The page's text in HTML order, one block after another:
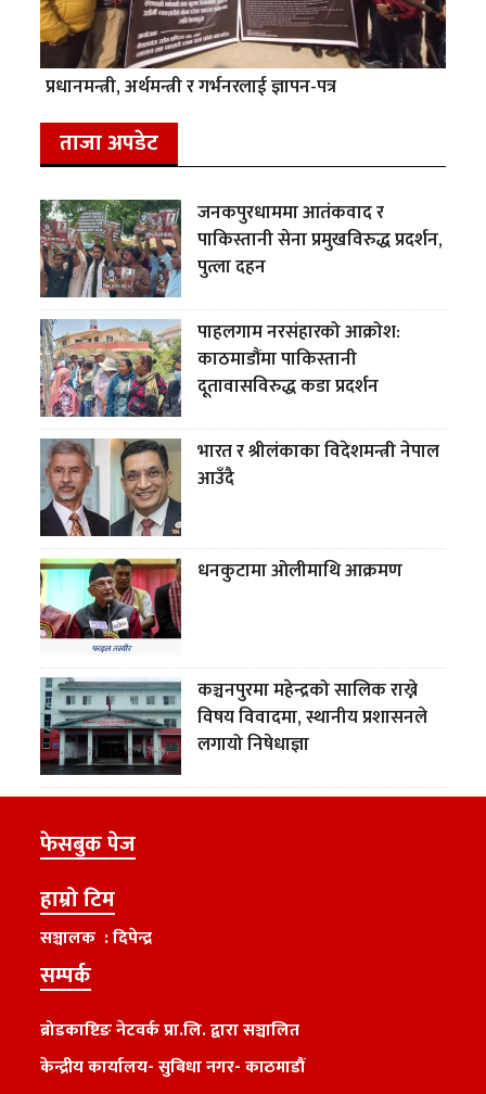
प्रधानमन्त्री, अर्थमन्त्री र गर्भनरलाई ज्ञापन-पत्र
ताजा अपडेट
जनकपुरधाममा आतंकवाद र
पाकिस्तानी सेना प्रमुखविरुद्ध प्रदर्शन,
पुत्ला दहन
पाहलगाम नरसंहारको आक्रोश:
काठमाडौंमा पाकिस्तानी
दूतावासविरुद्ध कडा प्रदर्शन
भारत र श्रीलंकाका विदेशमन्त्री नेपाल
आउँदै
धनकुटामा ओलीमाथि आक्रमण
कञ्चनपुरमा महेन्द्रको सालिक राख्ने
विषय विवादमा, स्थानीय प्रशासनले
लगायो निषेधाज्ञा
फेसबुक पेज
हाम्रो टिम
सञ्चालक : दिपेन्द्र
सम्पर्क
ब्रोडकाष्टिङ नेटवर्क प्रा.लि. द्वारा सञ्चालित
केन्द्रीय कार्यालय-सुबिधा नगर- काठमाडौं